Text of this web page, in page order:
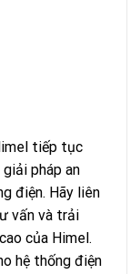
tiếp tục
pháp an
điện. Hãy liên
vấn và trải
của Himel.
hệ thống điện